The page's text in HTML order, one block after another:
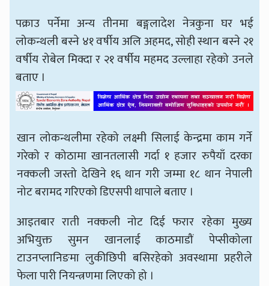
पक्राउ पर्नेमा अन्य तीनमा बङ्गलादेश नेत्रकुना घर भई
लोकन्थली बस्ने ४१ वर्षीय अलि अहमद, सोही स्थान बस्ने २१
वर्षीय रोबेल मिक्दा र २१ वर्षीय महमद उल्लाहा रहेको उनले
बताए ।
खान लोकन्थलीमा रहेको लक्ष्मी सिलाई केन्द्रमा काम गर्ने
गरेको र कोठामा खानतलासी गर्दा १ हजार रुपैयाँ दरका
नक्कली जस्तो देखिने १६ थान गरी जम्मा १८ थान नेपाली
नोट बरामद गरिएको डिएसपी थापाले बताए ।
आइतबार राती नक्कली नोट दिई फरार रहेका मुख्य
अभियुक्त सुमन खानलाई काठमाडौं पेप्सीकोला
टाउनप्लानिङमा लुकीछिपी बसिरहेको अवस्थामा प्रहरीले
फेला पारी नियन्त्रणमा लिएको हो ।